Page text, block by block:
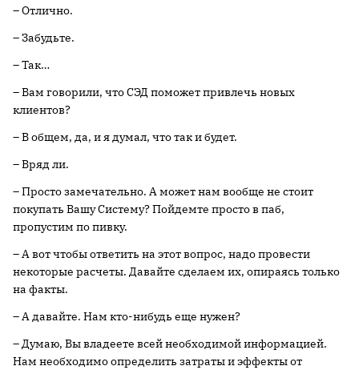
– Отлично.
– Забудьте.
– Так…
– Вам говорили, что СЭД поможет привлечь новых
клиентов?
– В общем, да, и я думал, что так и будет.
– Вряд ли.
– Просто замечательно. А может нам вообще не стоит
покупать Вашу Систему? Пойдемте просто в паб,
пропустим по пивку.
– А вот чтобы ответить на этот вопрос, надо провести
некоторые расчеты. Давайте сделаем их, опираясь только
на факты.
– А давайте. Нам кто-нибудь еще нужен?
– Думаю, Вы владеете всей необходимой информацией.
Нам необходимо определить затраты и эффекты от